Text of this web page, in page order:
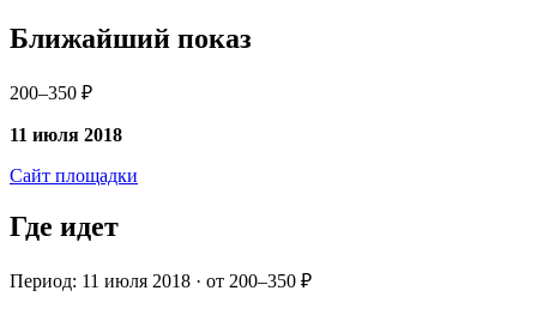
Ближайший показ
200–350 ₽
11 июля 2018
Сайт площадки
Где идет
Период: 11 июля 2018 · от 200–350 ₽